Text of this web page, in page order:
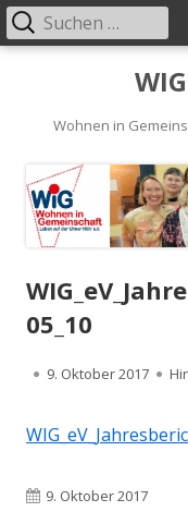
Wohnen in
Primäres
05_10
Veröffentlicht
9. Oktober 2017
Veröffentlicht
9. Oktober 2017